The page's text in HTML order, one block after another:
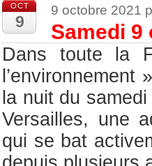
OCT
9
9 octobre 2021
Samedi 9
Dans toute la France l’association « agir pour
l’environnement
la nuit du
Versailles, une
qui se bat